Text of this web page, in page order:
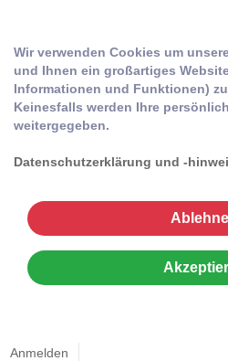
Wir verwenden Cookies um
und Ihnen ein großartiges
Informationen und Funktionen)
Keinesfalls werden Ihre
weitergegeben.
Datenschutzerklärung und -
Anmelden